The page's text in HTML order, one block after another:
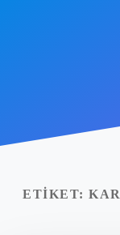
ETIKET: